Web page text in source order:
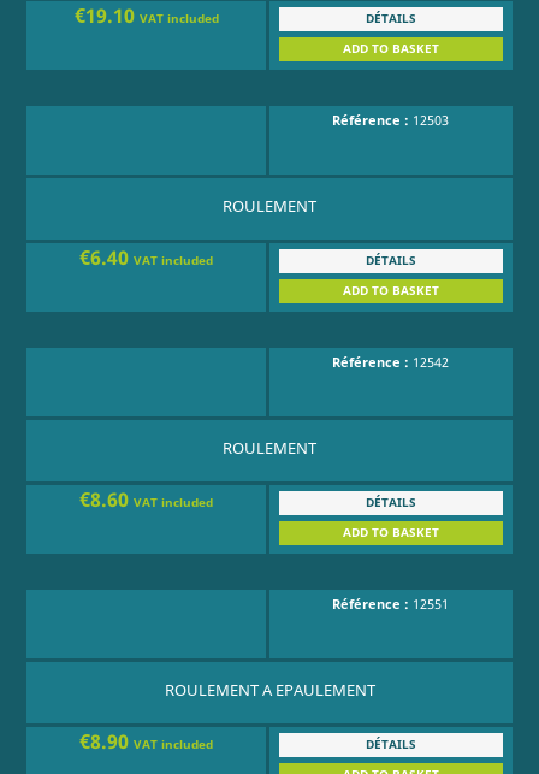
€19.10 VAT included
DÉTAILS
ADD TO BASKET
Référence : 12503
ROULEMENT
€6.40VAT included
DÉTAILS
ADD TO BASKET
Référence : 12542
ROULEMENT
€8.60VAT included
DÉTAILS
ADD TO BASKET
Référence : 12551
ROULEMENT A EPAULEMENT
€8.90VAT included
DÉTAILS